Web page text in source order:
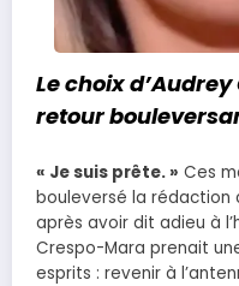
Le choix
retour
« Je suis prête. » Ces
bouleversé la rédaction
après avoir dit adieu à
Crespo-Mara prenait
esprits : revenir à